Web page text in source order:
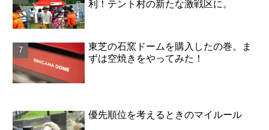
利！テント村の新たな激戦区に。
東芝の石窯ドームを購入したの巻。ま
ずは空焼きをやってみた！
優先順位を考えるときのマイルール